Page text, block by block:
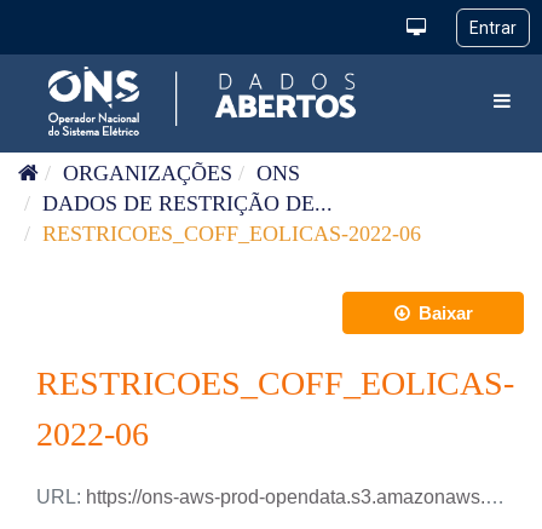
ORGANIZAÇÕES
ONS
DADOS DE RESTRIÇÃO DE...
RESTRICOES_COFF_EOLICAS-2022-06
Baixar
RESTRICOES_COFF_EOLICAS-
2022-06
URL: https://ons-aws-prod-opendata.s3.amazonaws.com/dataset/restricao_coff_eolica_tm/RESTRICAO_COFF_EOLICA_2022_06.csv